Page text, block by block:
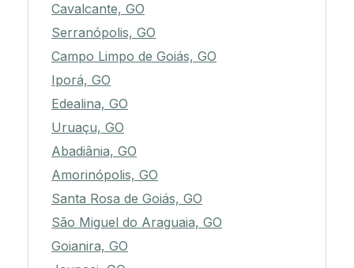
Cavalcante, GO
Serranópolis, GO
Campo Limpo de Goiás, GO
Iporá, GO
Edealina, GO
Uruaçu, GO
Abadiânia, GO
Amorinópolis, GO
Santa Rosa de Goiás, GO
São Miguel do Araguaia, GO
Goianira, GO